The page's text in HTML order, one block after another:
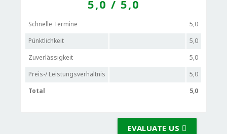
5,0 / 5,0
Schnelle Termine
5,0
Pünktlichkeit
5,0
Zuverlässigkeit
5,0
Preis-/ Leistungsverhältnis
5,0
Total
5,0
EVALUATE US